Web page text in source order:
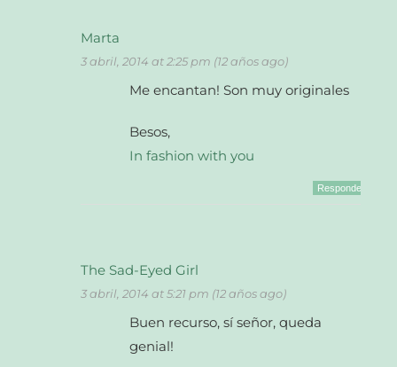
Marta
3 abril, 2014 at 2:25 pm (12 años ago)
Me encantan! Son muy originales
Besos,
In fashion with you
Responder
The Sad-Eyed Girl
3 abril, 2014 at 5:21 pm (12 años ago)
Buen recurso, sí señor, queda
genial!